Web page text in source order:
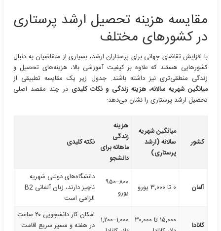
مقایسه هزینه تحصیل ارشد پرستاری
در کشورهای مختلف
با افزایش تقاضای جهانی برای پرستاران ارشد، بسیاری از متقاضیان به دنبال
کشورهایی هستند که علاوه بر کیفیت آموزشی بالا، هزینه‌های تحصیل و
زندگی منطقی‌تری نیز داشته باشند. جدول زیر یک مقایسه تطبیقی از
میانگین شهریه سالانه، هزینه زندگی و نکات کلیدی در چند مقصد اصلی
تحصیل ارشد پرستاری را نشان می‌دهد:
کشور
میانگین شهریه
سالانه (ارشد
پرستاری)
هزینه
زندگی
ماهانه برای
دانشجو
نکته کلیدی
آلمان ۰ تا ۳,۰۰۰ یورو
۸۰۰–۹۵۰
یورو
دانشگاه‌های دولتی شهریه
ناچیز دارند، زبان آلمانی B2
الزامی است
کانادا
۱۵,۰۰۰ تا ۳۰,۰۰۰
۱,۰۰۰–۱,۲۰۰
امکان کار دانشجویی ۲۰ ساعت
در هفته و مسیر سریع اقامت